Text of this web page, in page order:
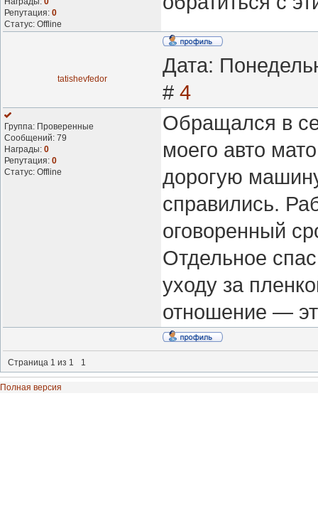
Репутация: 0
Статус: Offline
tatishevfedor
Дата:
# 4
Группа: Проверенные
Сообщений: 79
Награды: 0
Репутация: 0
Статус: Offline
Обращался в
моего авто
дорогую
справились.
оговоренный
Отдельное
уходу за
отношение —
Страница 1 из 1 1
Полная версия